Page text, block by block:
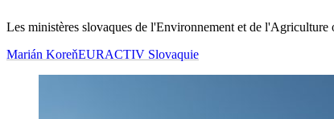
Les ministères slovaques de l'Environnement et de l'Agriculture
Marián KoreňEURACTIV Slovaquie